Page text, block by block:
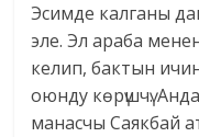
Эсимде калганы
эле. Эл араба
келип, бактын
оюнду көрүшчү.
манасчы Саякбай